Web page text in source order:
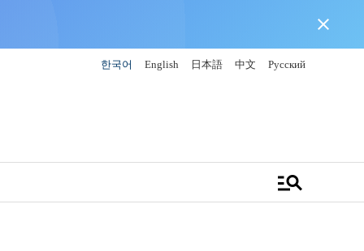
close
한국어 English 日本語 中文 Русский
manage_search